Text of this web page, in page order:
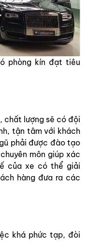
phòng kín đạt tiêu
chất lượng sẽ có đội
tận tâm với khách
phải được đào tạo
môn giúp xác
của xe có thể giải
hàng đưa ra các
khá phức tạp, đòi